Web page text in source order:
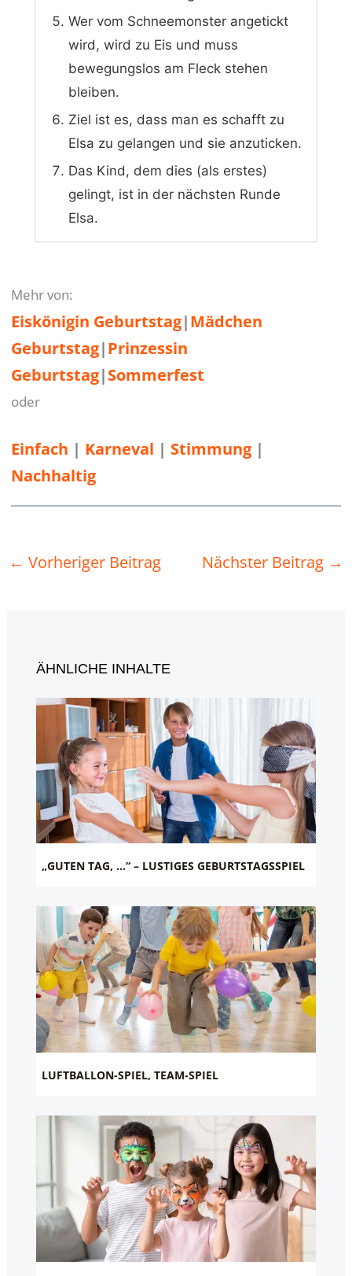
Wer vom Schneemonster angetickt
wird, wird zu Eis und muss
bewegungslos am Fleck stehen
bleiben.
Ziel ist es, dass man es schafft zu
Elsa zu gelangen und sie anzuticken.
Das Kind, dem dies (als erstes)
gelingt, ist in der nächsten Runde
Elsa.
Mehr von:
Eiskönigin Geburtstag|Mädchen
Geburtstag|Prinzessin
Geburtstag|Sommerfest
oder
Einfach | Karneval | Stimmung
Nachhaltig
← Vorheriger Beitrag Nächster Beitrag →
ÄHNLICHE INHALTE
„GUTEN TAG, …“ – LUSTIGES GEBURTSTAGSSPIEL
LUFTBALLON-SPIEL, TEAM-SPIEL